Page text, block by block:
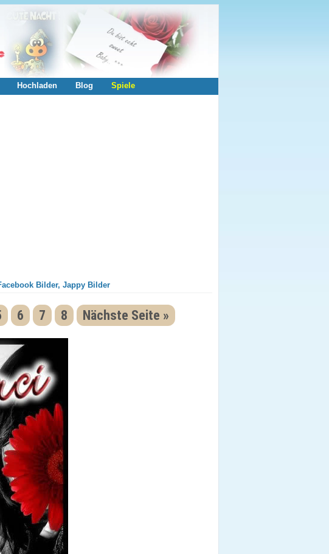
Hochladen Blog Spiele
Bilder, Jappy Bilder
6 7 8 Nächste Seite »